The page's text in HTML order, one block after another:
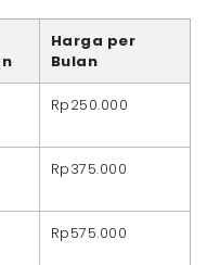
Harga per
Bulan
Rp250.000
Rp375.000
Rp575.000